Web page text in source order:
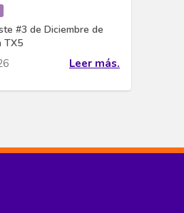
#3 de Diciembre de
TX5
Leer más.